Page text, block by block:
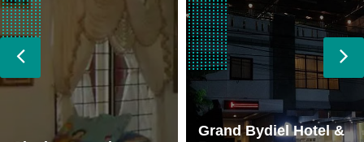
Grand Bydiel Hotel &